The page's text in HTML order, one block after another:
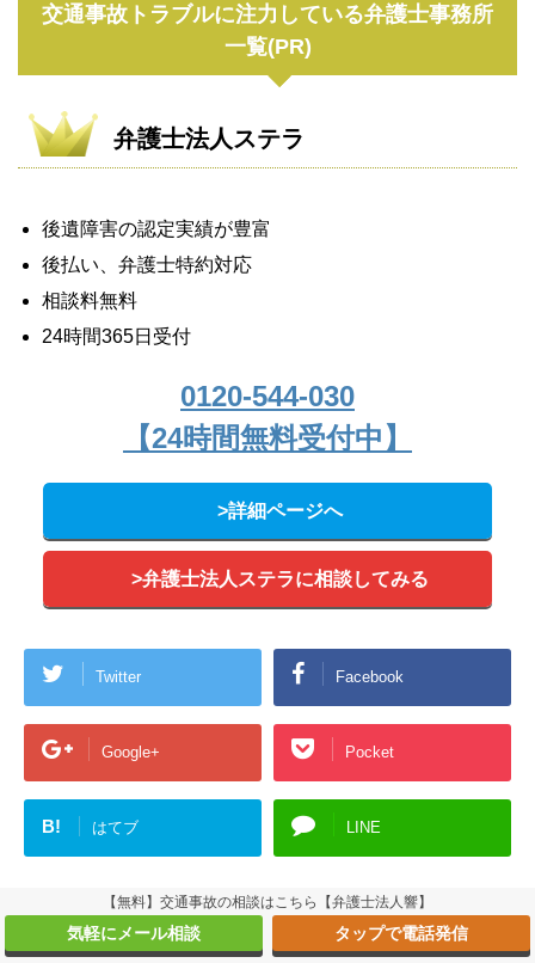
交通事故トラブルに注力している弁護士事務所
一覧(PR)
弁護士法人ステラ
後遺障害の認定実績が豊富
後払い、弁護士特約対応
相談料無料
24時間365日受付
0120-544-030
【24時間無料受付中】
>詳細ページへ
>弁護士法人ステラに相談してみる
Twitter Facebook
Google+ Pocket
B! はてブ LINE
示談交渉
【無料】交通事故の相談はこちら【弁護士法人響】
気軽にメール相談 タップで電話発信